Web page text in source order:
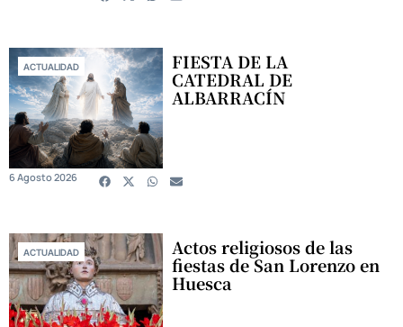
ACTUALIDAD FIESTA DE LA
CATEDRAL DE
ALBARRACÍN
6 Agosto 2026
ACTUALIDAD Actos religiosos de las
fiestas de San Lorenzo en
Huesca